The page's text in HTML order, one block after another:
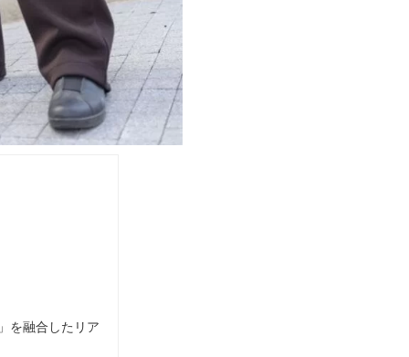
を融合したリア